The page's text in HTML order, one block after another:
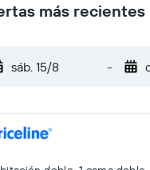
más recientes
sáb. 15/8 -